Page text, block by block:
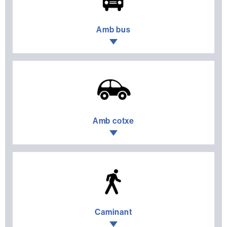
Amb bus
Prem
per
desplegar
menú
Amb cotxe
Prem
per
desplegar
menú
Caminant